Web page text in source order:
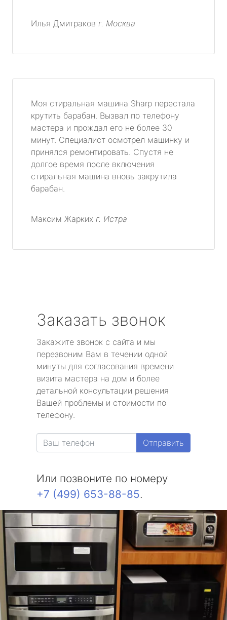
Илья Дмитраков г. Москва
Моя стиральная машина Sharp перестала
крутить барабан. Вызвал по телефону
мастера и прождал его не более 30
минут. Специалист осмотрел машинку и
принялся ремонтировать. Спустя не
долгое время после включения
стиральная машина вновь закрутила
барабан.
Максим Жарких г. Истра
Заказать звонок
Закажите звонок с сайта и мы
перезвоним Вам в течении одной
минуты для согласования времени
визита мастера на дом и более
детальной консультации решения
Вашей проблемы и стоимости по
телефону.
Отправить
Или позвоните по номеру
+7 (499) 653-88-85.